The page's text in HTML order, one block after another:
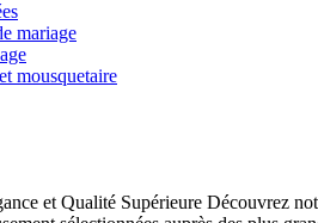
mariage
mousquetaire
et Qualité Supérieure Découvrez